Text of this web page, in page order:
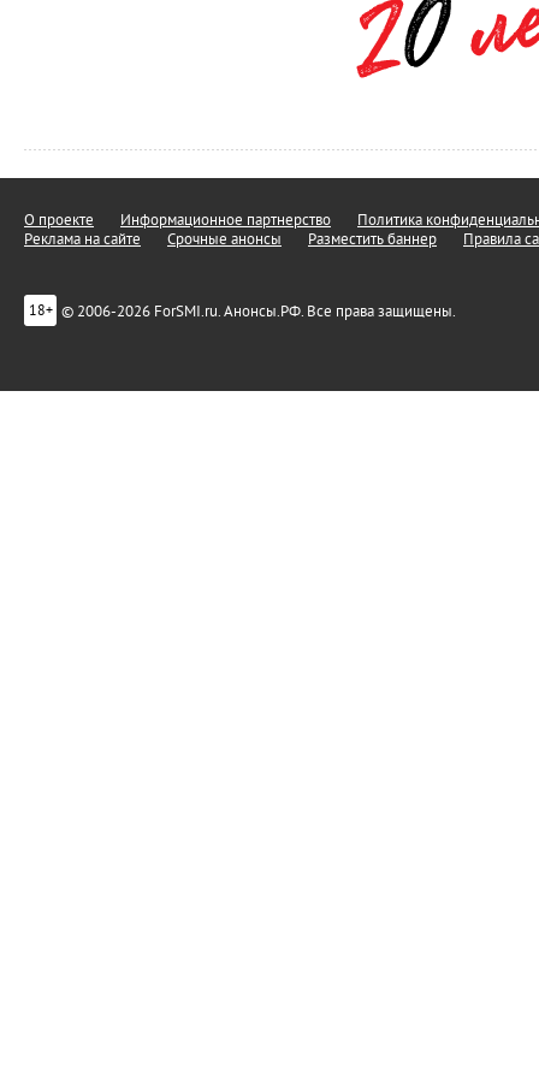
О проекте Информационное партнерство
Политика
Реклама на сайте
Срочные анонсы Разместить баннер Правила
18+ © 2006-2026 ForSMI.ru. Анонсы.РФ. Все права защищены.